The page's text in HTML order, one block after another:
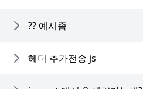
?? 예시좀
헤더 추가전송 js